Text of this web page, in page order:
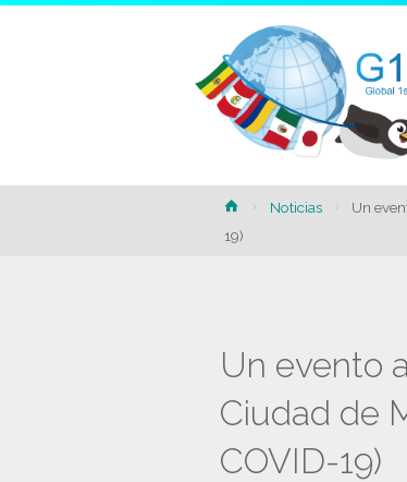
HomeNoticias
Un
19)
Un evento
Ciudad de
COVID-19)